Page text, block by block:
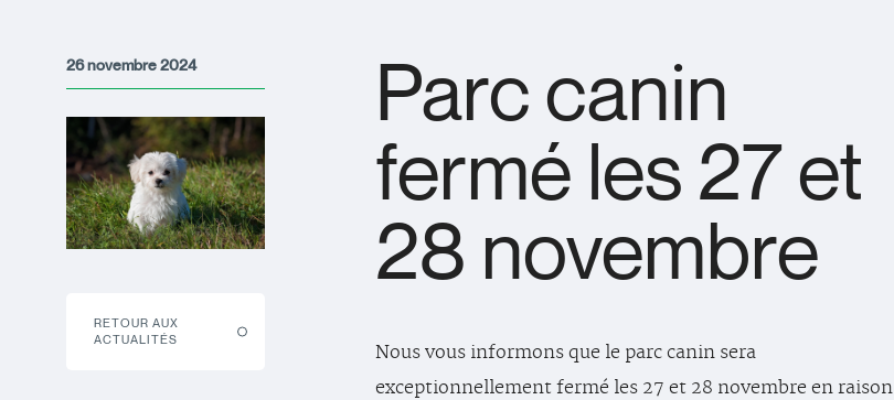
26 novembre 2024
RETOUR AUX
ACTUALITÉS
Parc canin
fermé les 27 et
28 novembre
Nous vous informons que le parc canin sera
exceptionnellement fermé les 27 et 28 novembre en raison